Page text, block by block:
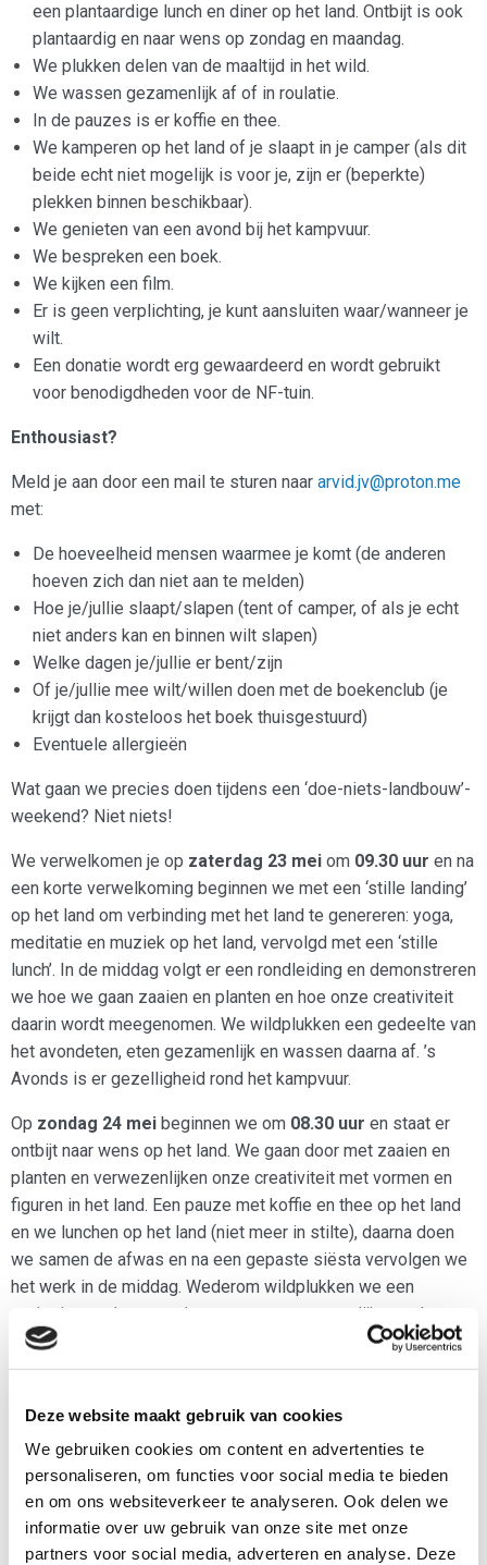
Deze website maakt gebruik van cookies
We gebruiken cookies om content en advertenties te
personaliseren, om functies voor social media te bieden
en om ons websiteverkeer te analyseren. Ook delen we
informatie over uw gebruik van onze site met onze
partners voor social media, adverteren en analyse. Deze
een plantaardige lunch en diner op het land. Ontbijt is ook
plantaardig en naar wens op zondag en maandag.
We plukken delen van de maaltijd in het wild.
We wassen gezamenlijk af of in roulatie.
In de pauzes is er koffie en thee.
We kamperen op het land of je slaapt in je camper (als dit
beide echt niet mogelijk is voor je, zijn er (beperkte)
plekken binnen beschikbaar).
We genieten van een avond bij het kampvuur.
We bespreken een boek.
We kijken een film.
Er is geen verplichting, je kunt aansluiten waar/wanneer je
wilt.
Een donatie wordt erg gewaardeerd en wordt gebruikt
voor benodigdheden voor de NF-tuin.
Enthousiast?
Meld je aan door een mail te sturen naar arvid.jv@proton.me
met:
De hoeveelheid mensen waarmee je komt (de anderen
hoeven zich dan niet aan te melden)
Hoe je/jullie slaapt/slapen (tent of camper, of als je echt
niet anders kan en binnen wilt slapen)
Welke dagen je/jullie er bent/zijn
Of je/jullie mee wilt/willen doen met de boekenclub (je
krijgt dan kosteloos het boek thuisgestuurd)
Eventuele allergieën
Wat gaan we precies doen tijdens een ‘doe-niets-landbouw’-
weekend? Niet niets!
We verwelkomen je op zaterdag 23 mei om 09.30 uur en na
een korte verwelkoming beginnen we met een ‘stille landing’
op het land om verbinding met het land te genereren: yoga,
meditatie en muziek op het land, vervolgd met een ‘stille
lunch’. In de middag volgt er een rondleiding en demonstreren
we hoe we gaan zaaien en planten en hoe onze creativiteit
daarin wordt meegenomen. We wildplukken een gedeelte van
het avondeten, eten gezamenlijk en wassen daarna af. ’s
Avonds is er gezelligheid rond het kampvuur.
Op zondag 24 mei beginnen we om 08.30 uur en staat er
ontbijt naar wens op het land. We gaan door met zaaien en
planten en verwezenlijken onze creativiteit met vormen en
figuren in het land. Een pauze met koffie en thee op het land
en we lunchen op het land (niet meer in stilte), daarna doen
we samen de afwas en na een gepaste siësta vervolgen we
het werk in de middag. Wederom wildplukken we een
gedeelte van het avondeten en eten gezamenlijk, om daarna
weer af te wassen. In de avond is er een boekenclub. We
bespreken het boekThe solutions are already therevan Peter
brandt: laten we het hebben over échte oplossingen in tijden
van klimaatcatastrofe en de ondergang van de biodiversiteit
Opmaandag 25 meibeginnen we weer om08.30 uur en
staat er ontbijt naar wens op het land. De pauze en lunch is
ook weer op het land waarna we gezamenlijk afwassen en